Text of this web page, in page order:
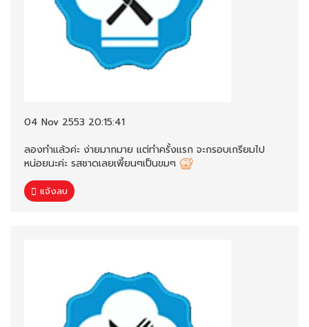
04 Nov 2553 20:15:41
ลองทำแล้วค่ะ ง่ายมากมาย แต่ทำครั้งแรก จะกรอบเกรียมไป
หน่อยนะค่ะ รสชาดเลยเพี้ยนๆเป็นขมๆ
แจ้งลบ